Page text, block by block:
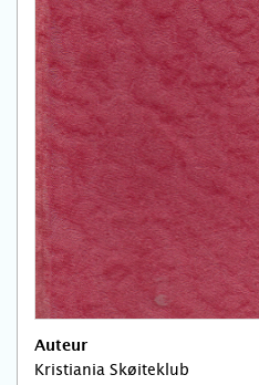
Auteur
Kristiania Skøiteklub